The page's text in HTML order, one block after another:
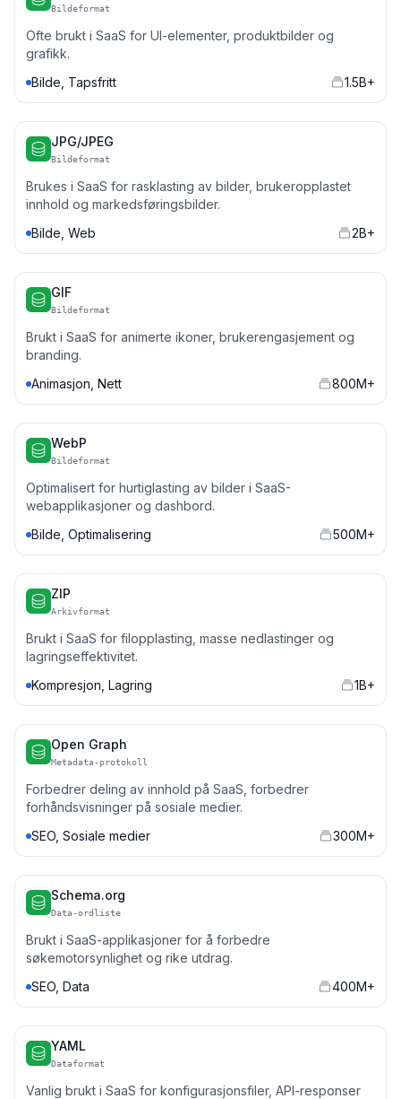
Bildeformat
Ofte brukt i SaaS for UI-elementer, produktbilder og
grafikk.
Bilde, Tapsfritt
1.5B+
JPG/JPEG
Bildeformat
Brukes i SaaS for rasklasting av bilder, brukeropplastet
innhold og markedsføringsbilder.
Bilde, Web
2B+
GIF
Bildeformat
Brukt i SaaS for animerte ikoner, brukerengasjement og
branding.
Animasjon, Nett
800M+
WebP
Bildeformat
Optimalisert for hurtiglasting av bilder i SaaS-
webapplikasjoner og dashbord.
Bilde, Optimalisering
500M+
ZIP
Arkivformat
Brukt i SaaS for filopplasting, masse nedlastinger og
lagringseffektivitet.
Kompresjon, Lagring
1B+
Open Graph
Metadata-protokoll
Forbedrer deling av innhold på SaaS, forbedrer
forhåndsvisninger på sosiale medier.
SEO, Sosiale medier
300M+
Schema.org
Data-ordliste
Brukt i SaaS-applikasjoner for å forbedre
søkemotorsynlighet og rike utdrag.
SEO, Data
400M+
YAML
Dataformat
Vanlig brukt i SaaS for konfigurasjonsfiler, API-responser